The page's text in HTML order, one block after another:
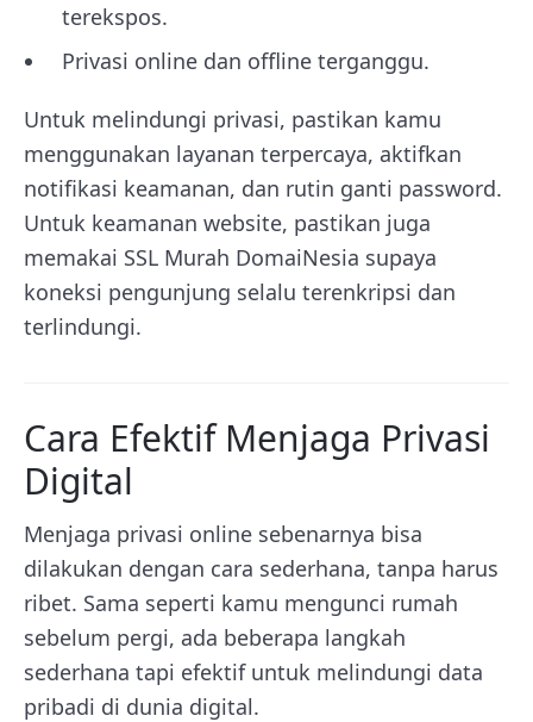
terekspos.
Privasi online dan offline terganggu.
Untuk melindungi privasi, pastikan kamu
menggunakan layanan terpercaya, aktifkan
notifikasi keamanan, dan rutin ganti password.
Untuk keamanan website, pastikan juga
memakai SSL Murah DomaiNesia supaya
koneksi pengunjung selalu terenkripsi dan
terlindungi.
Cara Efektif Menjaga Privasi
Digital
Menjaga privasi online sebenarnya bisa
dilakukan dengan cara sederhana, tanpa harus
ribet. Sama seperti kamu mengunci rumah
sebelum pergi, ada beberapa langkah
sederhana tapi efektif untuk melindungi data
pribadi di dunia digital.